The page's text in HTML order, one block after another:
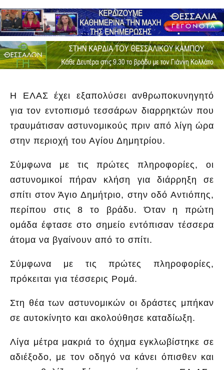
Η ΕΛΑΣ έχει εξαπολύσει ανθρωποκυνηγητό
για τον εντοπισμό τεσσάρων διαρρηκτών που
τραυμάτισαν αστυνομικούς πριν από λίγη ώρα
στην περιοχή του Αγίου Δημητρίου.
Σύμφωνα με τις πρώτες πληροφορίες, οι
αστυνομικοί πήραν κλήση για διάρρηξη σε
σπίτι στον Άγιο Δημήτριο, στην οδό Αντιόπης,
περίπου στις 8 το βράδυ. Όταν η πρώτη
ομάδα έφτασε στο σημείο εντόπισαν τέσσερα
άτομα να βγαίνουν από το σπίτι.
Σύμφωνα με τις πρώτες πληροφορίες,
πρόκειται για τέσσερις Ρομά.
Στη θέα των αστυνομικών οι δράστες μπήκαν
σε αυτοκίνητο και ακολούθησε καταδίωξη.
Λίγα μέτρα μακριά το όχημα εγκλωβίστηκε σε
αδιέξοδο, με τον οδηγό να κάνει όπισθεν και